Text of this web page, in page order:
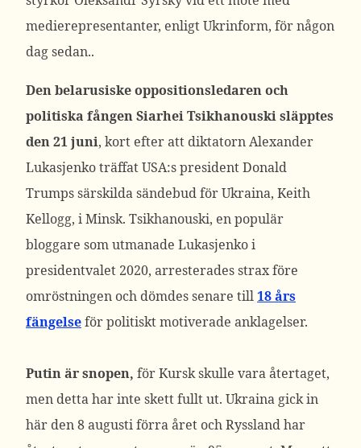
medierepresentanter, enligt Ukrinform, för någon
dag sedan..
Den belarusiske oppositionsledaren och
politiska fången Siarhei Tsikhanouski släpptes
den 21juni, kort efter att diktatorn Alexander
Lukasjenko träffat USA:s president Donald
Trumps särskilda sändebud för Ukraina, Keith
Kellogg, i Minsk. Tsikhanouski, en populär
bloggare som utmanade Lukasjenko i
presidentvalet 2020, arresterades strax före
omröstningen och dömdes senare till18 års
fängelseför politiskt motiverade anklagelser.
Putin är snopen, för Kursk skulle vara återtaget,
men detta har inte skett fullt ut. Ukraina gick in
här den 8 augusti förra året och Ryssland har